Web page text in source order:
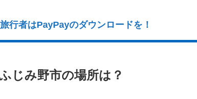
行者はPayPayのダウンロードを！
じみ野市の場所は？